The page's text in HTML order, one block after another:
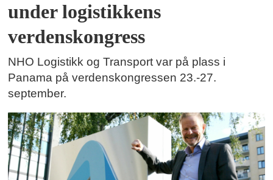
under logistikkens
verdenskongress
NHO Logistikk og Transport var på plass i
Panama på verdenskongressen 23.-27.
september.